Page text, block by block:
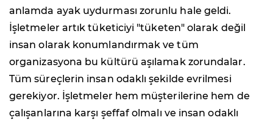
anlamda ayak uydurması zorunlu hale geldi.
İşletmeler artık tüketiciyi "tüketen" olarak değil
insan olarak konumlandırmak ve tüm
organizasyona bu kültürü aşılamak zorundalar.
Tüm süreçlerin insan odaklı şekilde evrilmesi
gerekiyor. İşletmeler hem müşterilerine hem de
çalışanlarına karşı şeffaf olmalı ve insan odaklı